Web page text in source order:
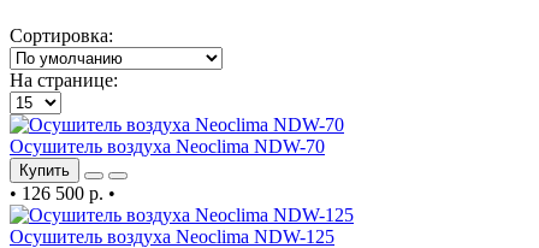
Сортировка:
На странице:
Осушитель воздуха Neoclima NDW-70
Купить
• 126 500 р. •
Осушитель воздуха Neoclima NDW-125